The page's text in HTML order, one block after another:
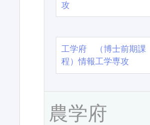
攻
工学府 （博士前期課
程）情報工学専攻
農学府